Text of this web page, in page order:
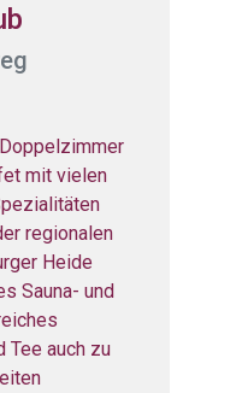
mit vielen
regionalen
Heide
Sauna- und
Tee auch zu